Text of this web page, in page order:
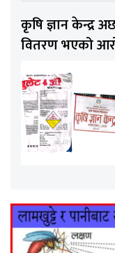
कृषि ज्ञान केन्द्र
वितरण भएको